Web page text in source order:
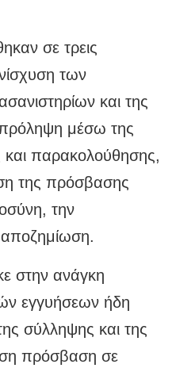
σε τρεις
των
και της
πρόληψη μέσω της
και παρακολούθησης,
της πρόσβασης
την
στην ανάγκη
εγγυήσεων ήδη
σύλληψης και της
πρόσβαση σε